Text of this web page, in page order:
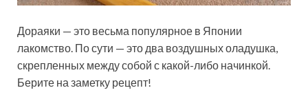
Дораяки — это весьма популярное в Японии
лакомство. По сути — это два воздушных оладушка,
скрепленных между собой с какой-либо начинкой.
Берите на заметку рецепт!